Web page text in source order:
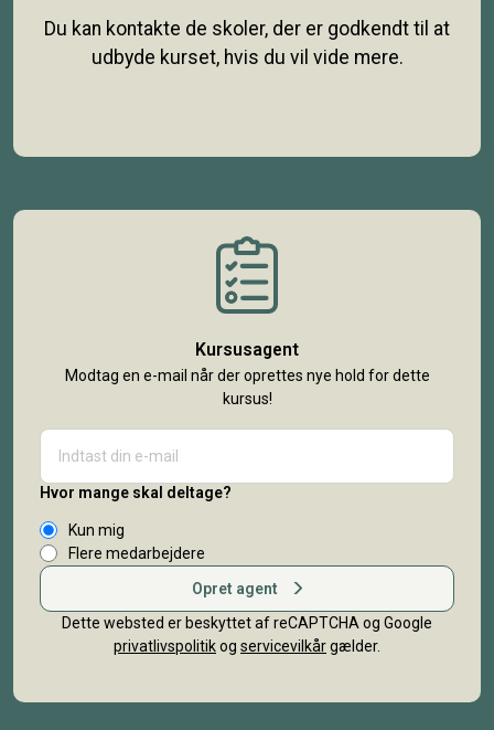
Du kan kontakte de skoler, der er godkendt til at
udbyde kurset, hvis du vil vide mere.
Kursusagent
Modtag en e-mail når der oprettes nye hold for dette
kursus!
Hvor mange skal deltage?
Kun mig
Flere medarbejdere
Opret agent
Dette websted er beskyttet af reCAPTCHA og Google
privatlivspolitikog servicevilkårgælder.